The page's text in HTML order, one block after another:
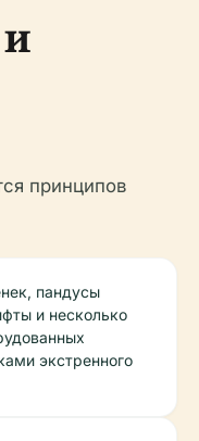
принципов
пандусы
и несколько
экстренного